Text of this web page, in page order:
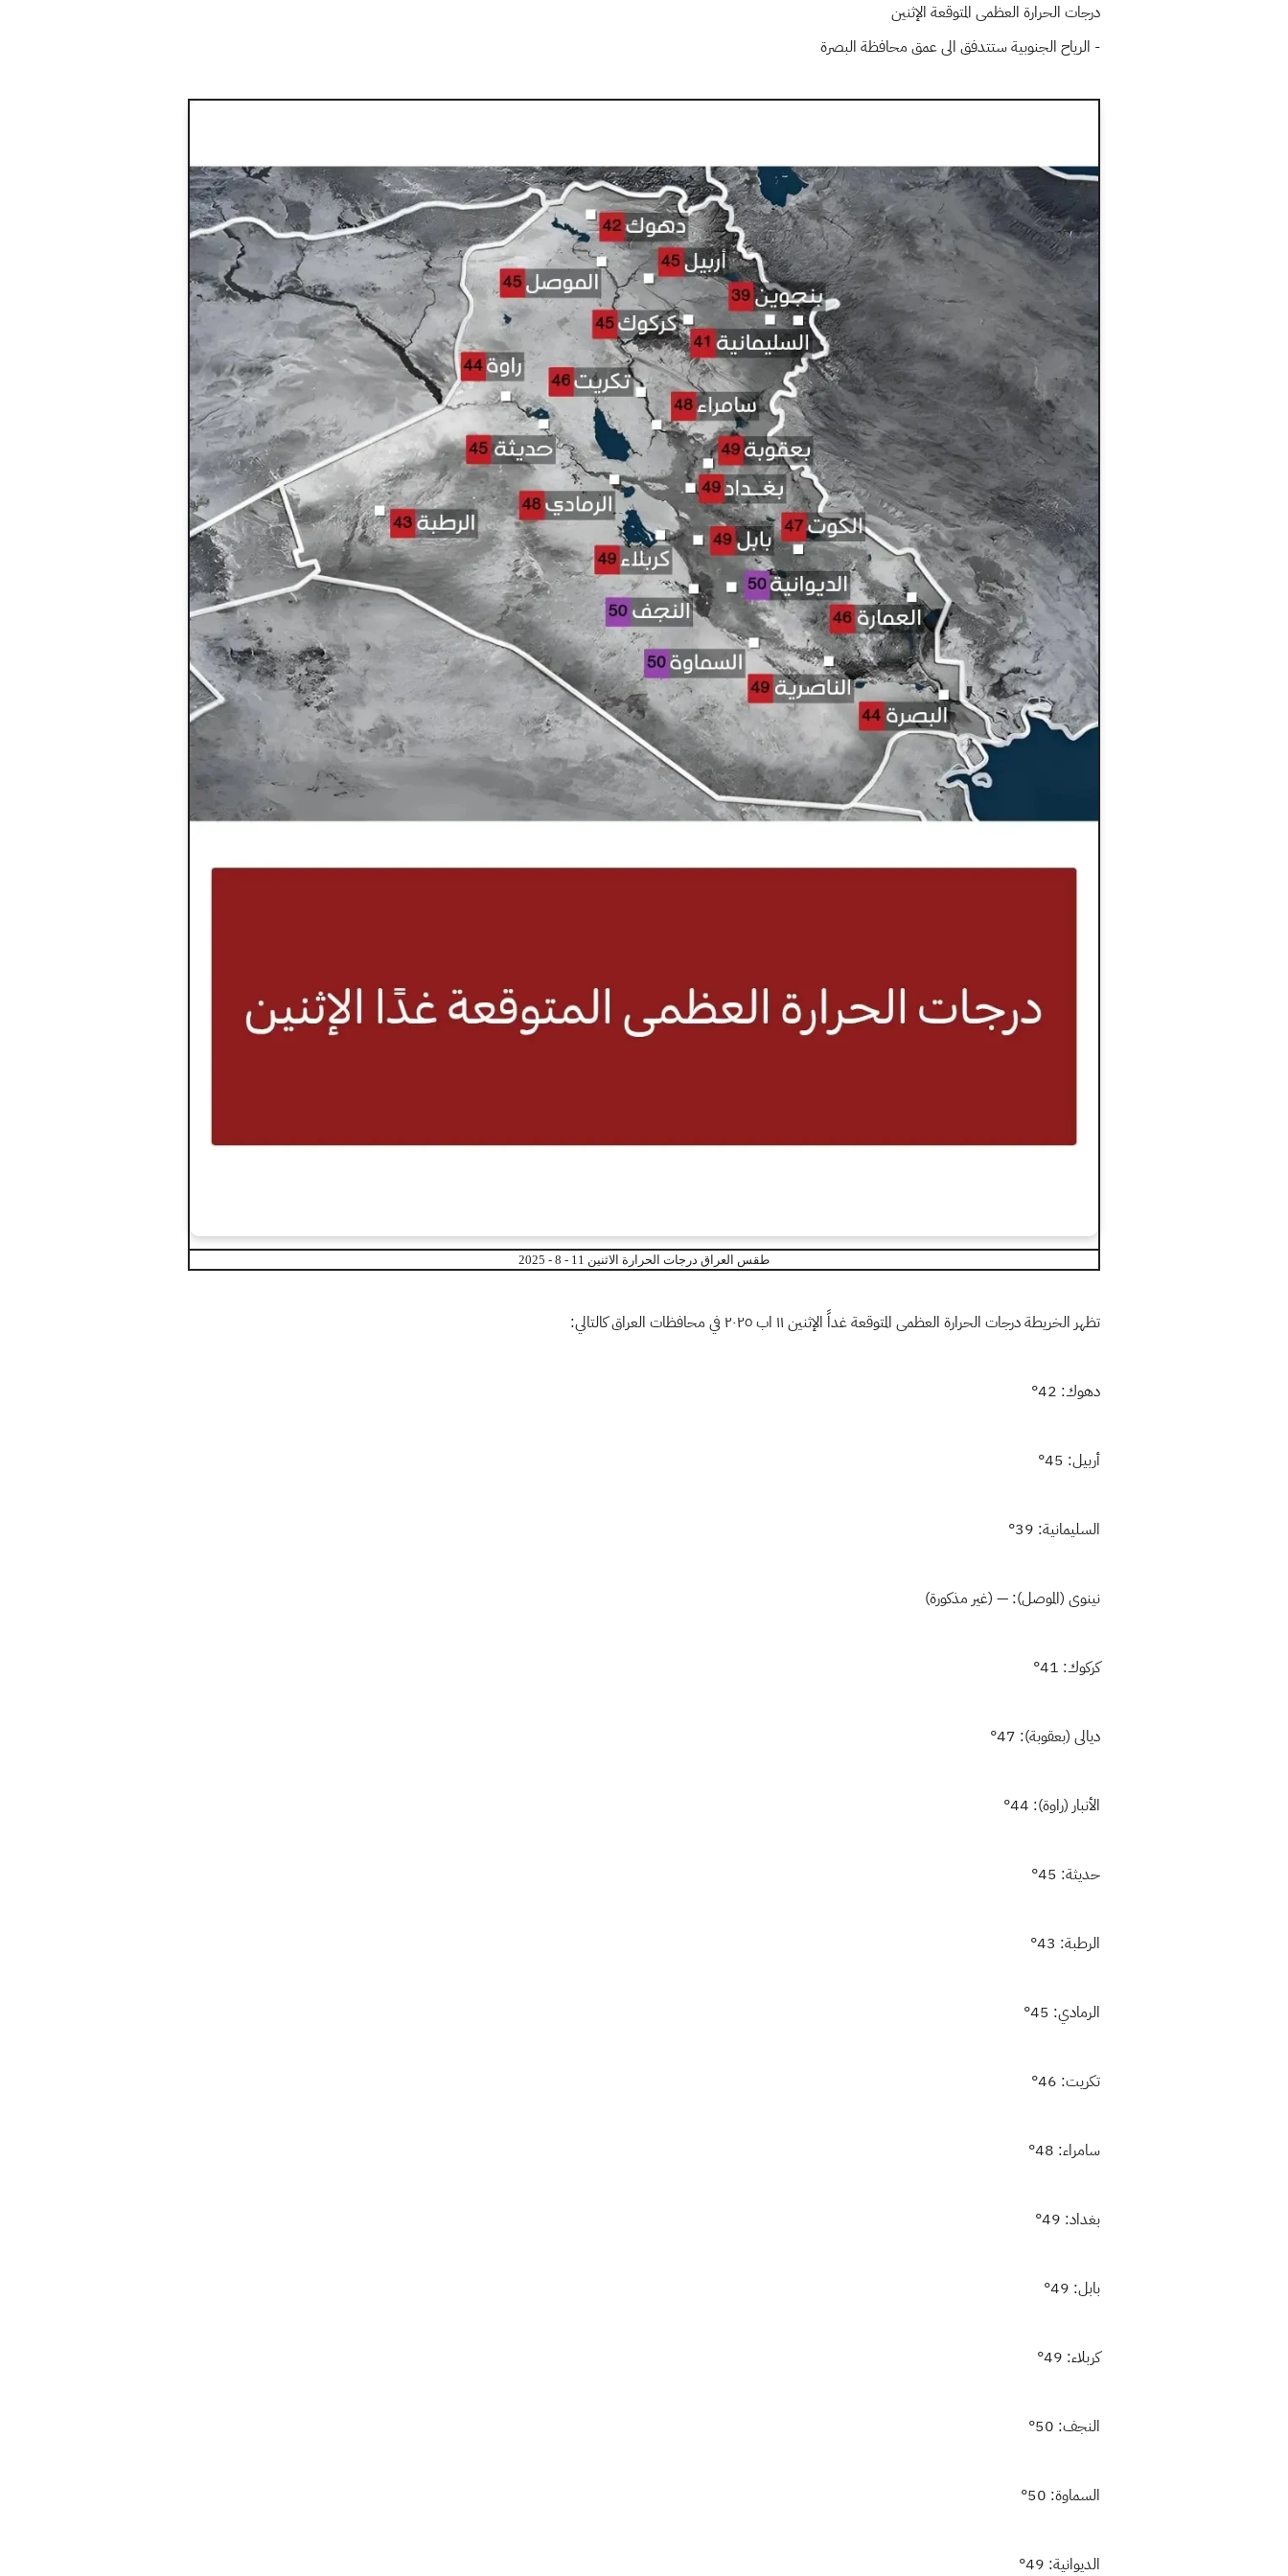
درجات الحرارة العظمى المتوقعة الإثنين
- الرياح الجنوبية ستتدفق الى عمق محافظة البصرة
طقس العراق درجات الحرارة الاثنين 11 - 8 - 2025
تظهر الخريطة درجات الحرارة العظمى المتوقعة غداً الإثنين ١١ اب ٢٠٢٥ في محافظات العراق كالتالي:
دهوك: 42°
أربيل: 45°
السليمانية: 39°
نينوى (الموصل): — (غير مذكورة)
كركوك: 41°
ديالى (بعقوبة): 47°
الأنبار (راوة): 44°
حديثة: 45°
الرطبة: 43°
الرمادي: 45°
تكريت: 46°
سامراء: 48°
بغداد: 49°
بابل: 49°
كربلاء: 49°
النجف: 50°
السماوة: 50°
الديوانية: 49°